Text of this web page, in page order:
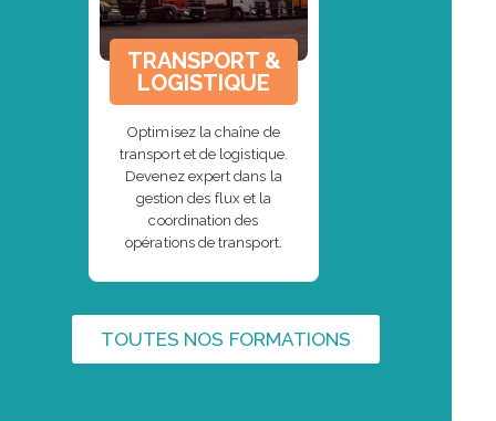
TRANSPORT &
LOGISTIQUE
Optimisez la chaîne de
transport et de logistique.
Devenez expert dans la
gestion des flux et la
coordination des
opérations de transport.
TOUTES NOS FORMATIONS